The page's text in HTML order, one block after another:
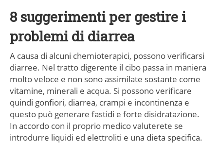
8 suggerimenti per gestire i
problemi di diarrea
A causa di alcuni chemioterapici, possono verificarsi
diarree. Nel tratto digerente il cibo passa in maniera
molto veloce e non sono assimilate sostante come
vitamine, minerali e acqua. Si possono verificare
quindi gonfiori, diarrea, crampi e incontinenza e
questo può generare fastidi e forte disidratazione.
In accordo con il proprio medico valuterete se
introdurre liquidi ed elettroliti e una dieta specifica.